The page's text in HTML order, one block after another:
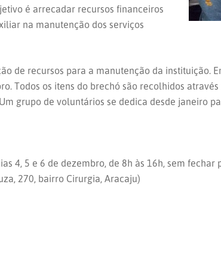
é arrecadar recursos financeiros
na manutenção dos serviços
de recursos para a manutenção da instituição.
Todos os itens do brechó são recolhidos
grupo de voluntários se dedica desde janeiro
4, 5 e 6 de dezembro, de 8h às 16h, sem fechar
270, bairro Cirurgia, Aracaju)